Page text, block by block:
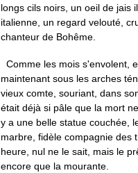
longs cils noirs, un oeil de jais
italienne, un regard velouté,
chanteur de Bohême.
Comme les mois s'envolent,
maintenant sous les arches
vieux comte, souriant, dans
était déjà si pâle que la mort
y a une belle statue couchée,
marbre, fidèle compagnie des
heure, nul ne le sait, mais le
encore que la mourante.